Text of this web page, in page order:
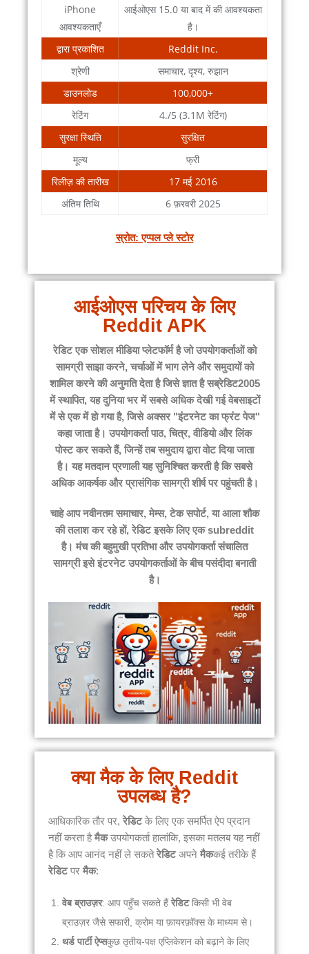
iPhone
आवश्यकताएँ
आईओएस 15.0 या बाद में की आवश्यकता
है।
द्वारा प्रकाशित
Reddit Inc.
श्रेणी
समाचार, दृश्य, रुझान
डाउनलोड
100,000+
रेटिंग
4./5 (3.1M रेटिंग)
सुरक्षा स्थिति
सुरक्षित
मूल्य
फ्री
रिलीज़ की तारीख
17 मई 2016
अंतिम तिथि
6 फ़रवरी 2025
स्रोत: एप्पल प्ले स्टोर
आईओएस परिचय के लिए
Reddit APK
रेडिटएक सोशल मीडिया प्लेटफॉर्म है जो उपयोगकर्ताओं को
सामग्री साझा करने, चर्चाओं में भाग लेने और समुदायों को
शामिल करने की अनुमति देता है जिसे ज्ञात हैसब्रेडिट2005
में स्थापित, यह दुनिया भर में सबसे अधिक देखी गई वेबसाइटों
में से एक में हो गया है, जिसे अक्सर "इंटरनेट का फ्रंट पेज"
कहा जाता है। उपयोगकर्ता पाठ, चित्र, वीडियो और लिंक
पोस्ट कर सकते हैं, जिन्हें तब समुदाय द्वारा वोट दिया जाता
है। यह मतदान प्रणाली यह सुनिश्चित करती है कि सबसे
अधिक आकर्षक और प्रासंगिक सामग्री शीर्ष पर पहुंचती है।
चाहे आप नवीनतम समाचार, मेम्स, टेक सपोर्ट, या आला शौक
की तलाश कर रहे हों, रेडिटइसके लिए एक subreddit
है। मंच की बहुमुखी प्रतिभा और उपयोगकर्ता संचालित
सामग्री इसे इंटरनेट उपयोगकर्ताओं के बीच पसंदीदा बनाती
है।
क्या मैक के लिए Reddit
उपलब्ध है?
आधिकारिक तौर पर, रेडिटके लिए एक समर्पित ऐप प्रदान
नहीं करता हैमैकउपयोगकर्ता हालांकि, इसका मतलब यह नहीं
है कि आप आनंद नहीं ले सकतेरेडिटअपने मैककई तरीके हैं
रेडिटपर मैक:
वेब ब्राउज़र: आप पहुँच सकते हैंरेडिटकिसी भी वेब
ब्राउज़र जैसे सफारी, क्रोम या फ़ायरफ़ॉक्स के माध्यम से।
थर्ड पार्टी ऐप्सकुछ तृतीय-पक्ष एप्लिकेशन को बढ़ाने के लिए